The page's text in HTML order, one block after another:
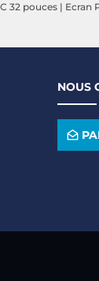
32 pouces | Ecran
NOUS